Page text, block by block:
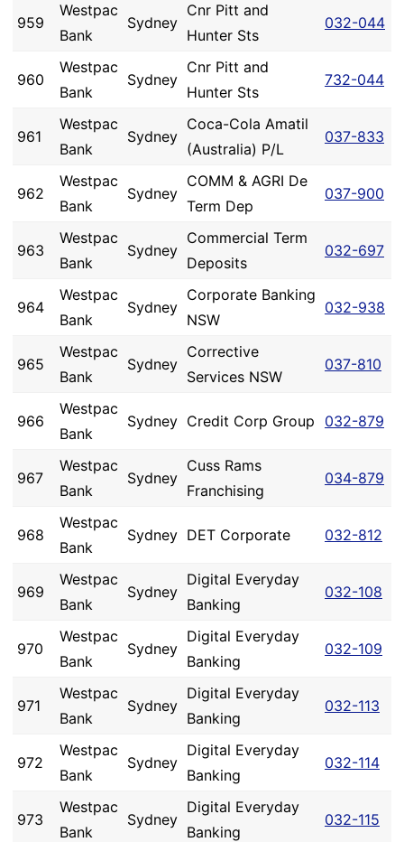
959
Westpac
Bank
Sydney
Cnr Pitt and
Hunter Sts
032-044
960
Westpac
Bank
Sydney
Cnr Pitt and
Hunter Sts
732-044
961
Westpac
Bank
Sydney
Coca-Cola Amatil
(Australia) P/L
037-833
962
Westpac
Bank
Sydney
COMM & AGRI De
Term Dep
037-900
963
Westpac
Bank
Sydney
Commercial Term
Deposits
032-697
964
Westpac
Bank
Sydney
Corporate Banking
NSW
032-938
965
Westpac
Bank
Sydney
Corrective
Services NSW
037-810
966
Westpac
Bank
Sydney Credit Corp Group 032-879
967
Westpac
Bank
Sydney
Cuss Rams
Franchising
034-879
968
Westpac
Bank
Sydney DET Corporate 032-812
969
Westpac
Bank
Sydney
Digital Everyday
Banking
032-108
970
Westpac
Bank
Sydney
Digital Everyday
Banking
032-109
971
Westpac
Bank
Sydney
Digital Everyday
Banking
032-113
972
Westpac
Bank
Sydney
Digital Everyday
Banking
032-114
973
Westpac
Bank
Sydney
Digital Everyday
Banking
032-115